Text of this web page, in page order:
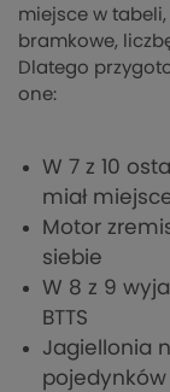
miejsce w
bramkowe,
Dlatego
one:
W 7 z 10
miał miejsce
Motor
siebie
W 8 z 9
BTTS
Jagiellonia